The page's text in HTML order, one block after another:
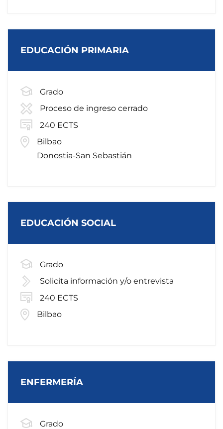
EDUCACIÓN PRIMARIA
Grado
Proceso de ingreso cerrado
240 ECTS
Bilbao
Donostia-San Sebastián
EDUCACIÓN SOCIAL
Grado
Solicita información y/o entrevista
240 ECTS
Bilbao
ENFERMERÍA
Grado